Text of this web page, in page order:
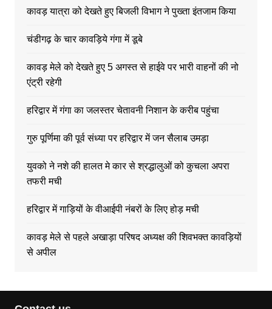
कावड़ यात्रा को देखते हुए बिजली विभाग ने पुख्ता इंतजाम किया
चंडीगढ़ के चार कावड़िये गंगा में डूबे
कावड़ मेले को देखते हुए 5 अगस्त से हाईवे पर भारी वाहनों की नो
एंट्री रहेगी
हरिद्वार में गंगा का जलस्तर चेतावनी निशान के करीब पहुंचा
गुरु पूर्णिमा की पूर्व संध्या पर हरिद्वार में जन सैलाब उमड़ा
युवको ने नशे की हालत मे कार से श्रद्धालुओं को कुचला अपरा
तफरी मची
हरिद्वार में गाड़ियों के वीआईपी नंबरों के लिए होड़ मची
कावड़ मेले से पहले अखाड़ा परिषद अध्यक्ष की शिवभक्त कावड़ियों
से अपील